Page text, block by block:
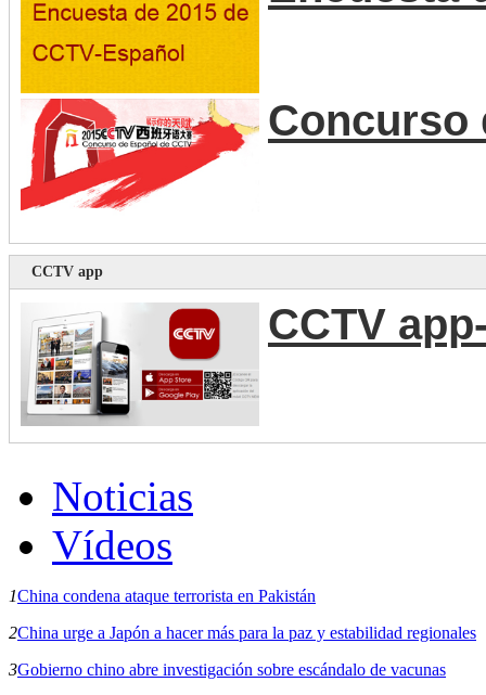
Concurso
CCTV app
CCTV
Noticias
Vídeos
1China condena ataque terrorista en Pakistán
2China urge a Japón a hacer más para la paz y estabilidad regionales
3Gobierno chino abre investigación sobre escándalo de vacunas